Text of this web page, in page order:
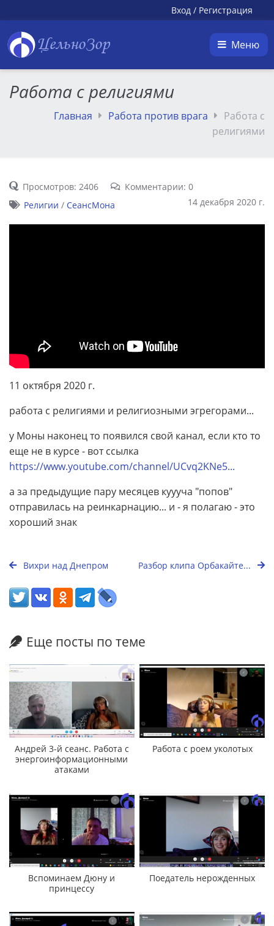
Вход / Регистрация
ЦельноЗор Меню
Работа с религиями
Главная Работа против врага
Работа с
религиями
Просмотров: 2406
Комментарии: 0
14 декабря 2020 г.
Религии / СеансМона
11 октября 2020 г.
работа с религиями и религиозными эгрегорами...
у Моны наконец то появился свой канал, если кто то
еще не в курсе - вот ссылка
https://www.youtube.com/channel/UCvq2KNe5...
а за предыдущие пару месяцев куууча "попов"
отправилась на реинкарнацию... и - я полагаю - это
хороший знак
Вихри над Днепром Разбор клипа Орбакайте...
Еще посты по теме
Андрей 3-й сеанс. Работа с
энергоинформационными
атаками
Работа с роем уколотых
Вспоминаем Дюну и
принцессу
Поедатель нерожденных